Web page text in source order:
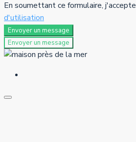
En soumettant ce formulaire, j'accepte
d'utilisation
Envoyer un message
Envoyer un message